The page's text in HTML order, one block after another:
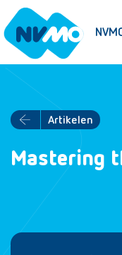
Artikelen
Mastering